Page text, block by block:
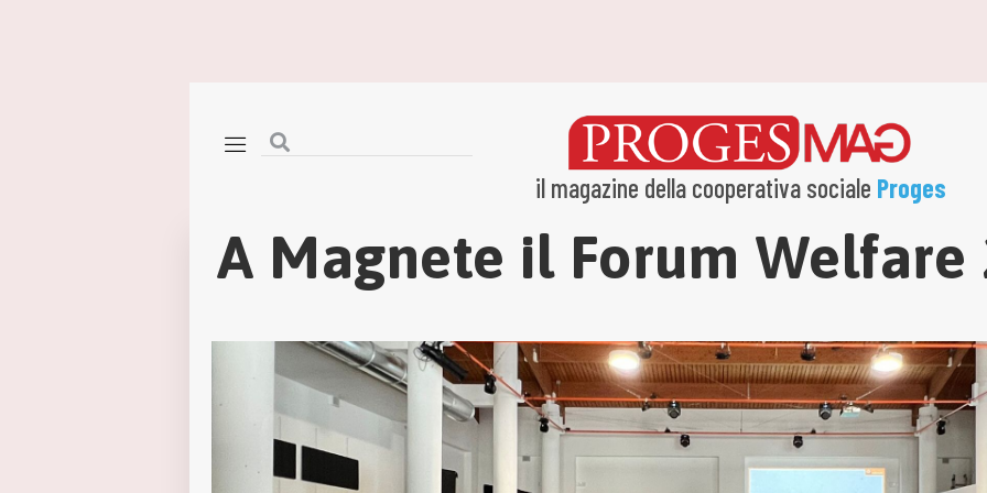
il magazine della cooperativa sociale Proges
A Magnete il Forum Welfare